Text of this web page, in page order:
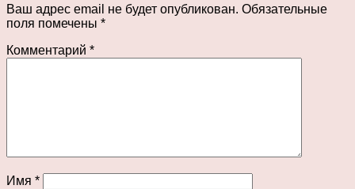
Ваш адрес email не будет опубликован. Обязательные
поля помечены *
Комментарий *
Имя *